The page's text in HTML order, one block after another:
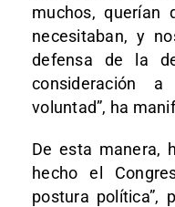
muchos, querían
necesitaban, y
defensa de la
consideración
voluntad”, ha
De esta manera,
hecho el
postura política”,